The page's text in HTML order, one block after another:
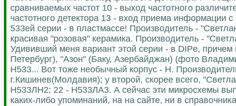
сравниваемых частот 10 - выход частотного
частотного детектора 13 - вход приема
533ей серии - в пластмассе! Производитель -
красивая "розовая" керамика. Производитель -
Удививший меня вариант этой серии - в DIPе,
Петербург), "Азон" (Баку, Азербайджан) (фото
Н533... Вот тоже необычный корпус - Н.
г.Кишинев(Молдавия); у второй, скорее всего,
Н533ЛН2; 22 - Н533ЛА3. А сейчас эти микросхемы
каких-либо упоминаний, на на сайте, ни в